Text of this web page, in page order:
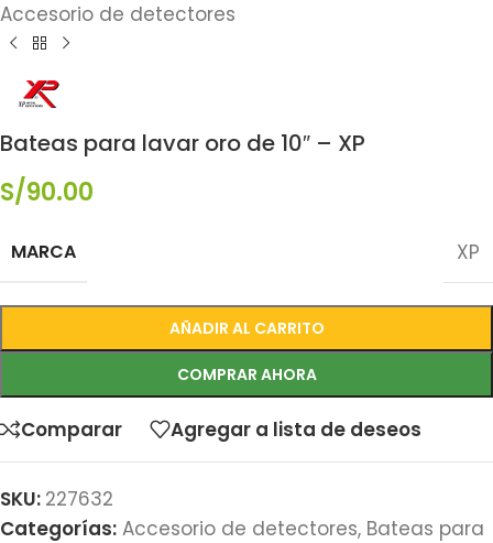
Accesorio de detectores
Bateas para lavar oro de 10″ – XP
S/90.00
MARCA XP
AÑADIR AL CARRITO
COMPRAR AHORA
Comparar Agregar a lista de deseos
SKU: 227632
Categorías: Accesorio de detectores, Bateas para